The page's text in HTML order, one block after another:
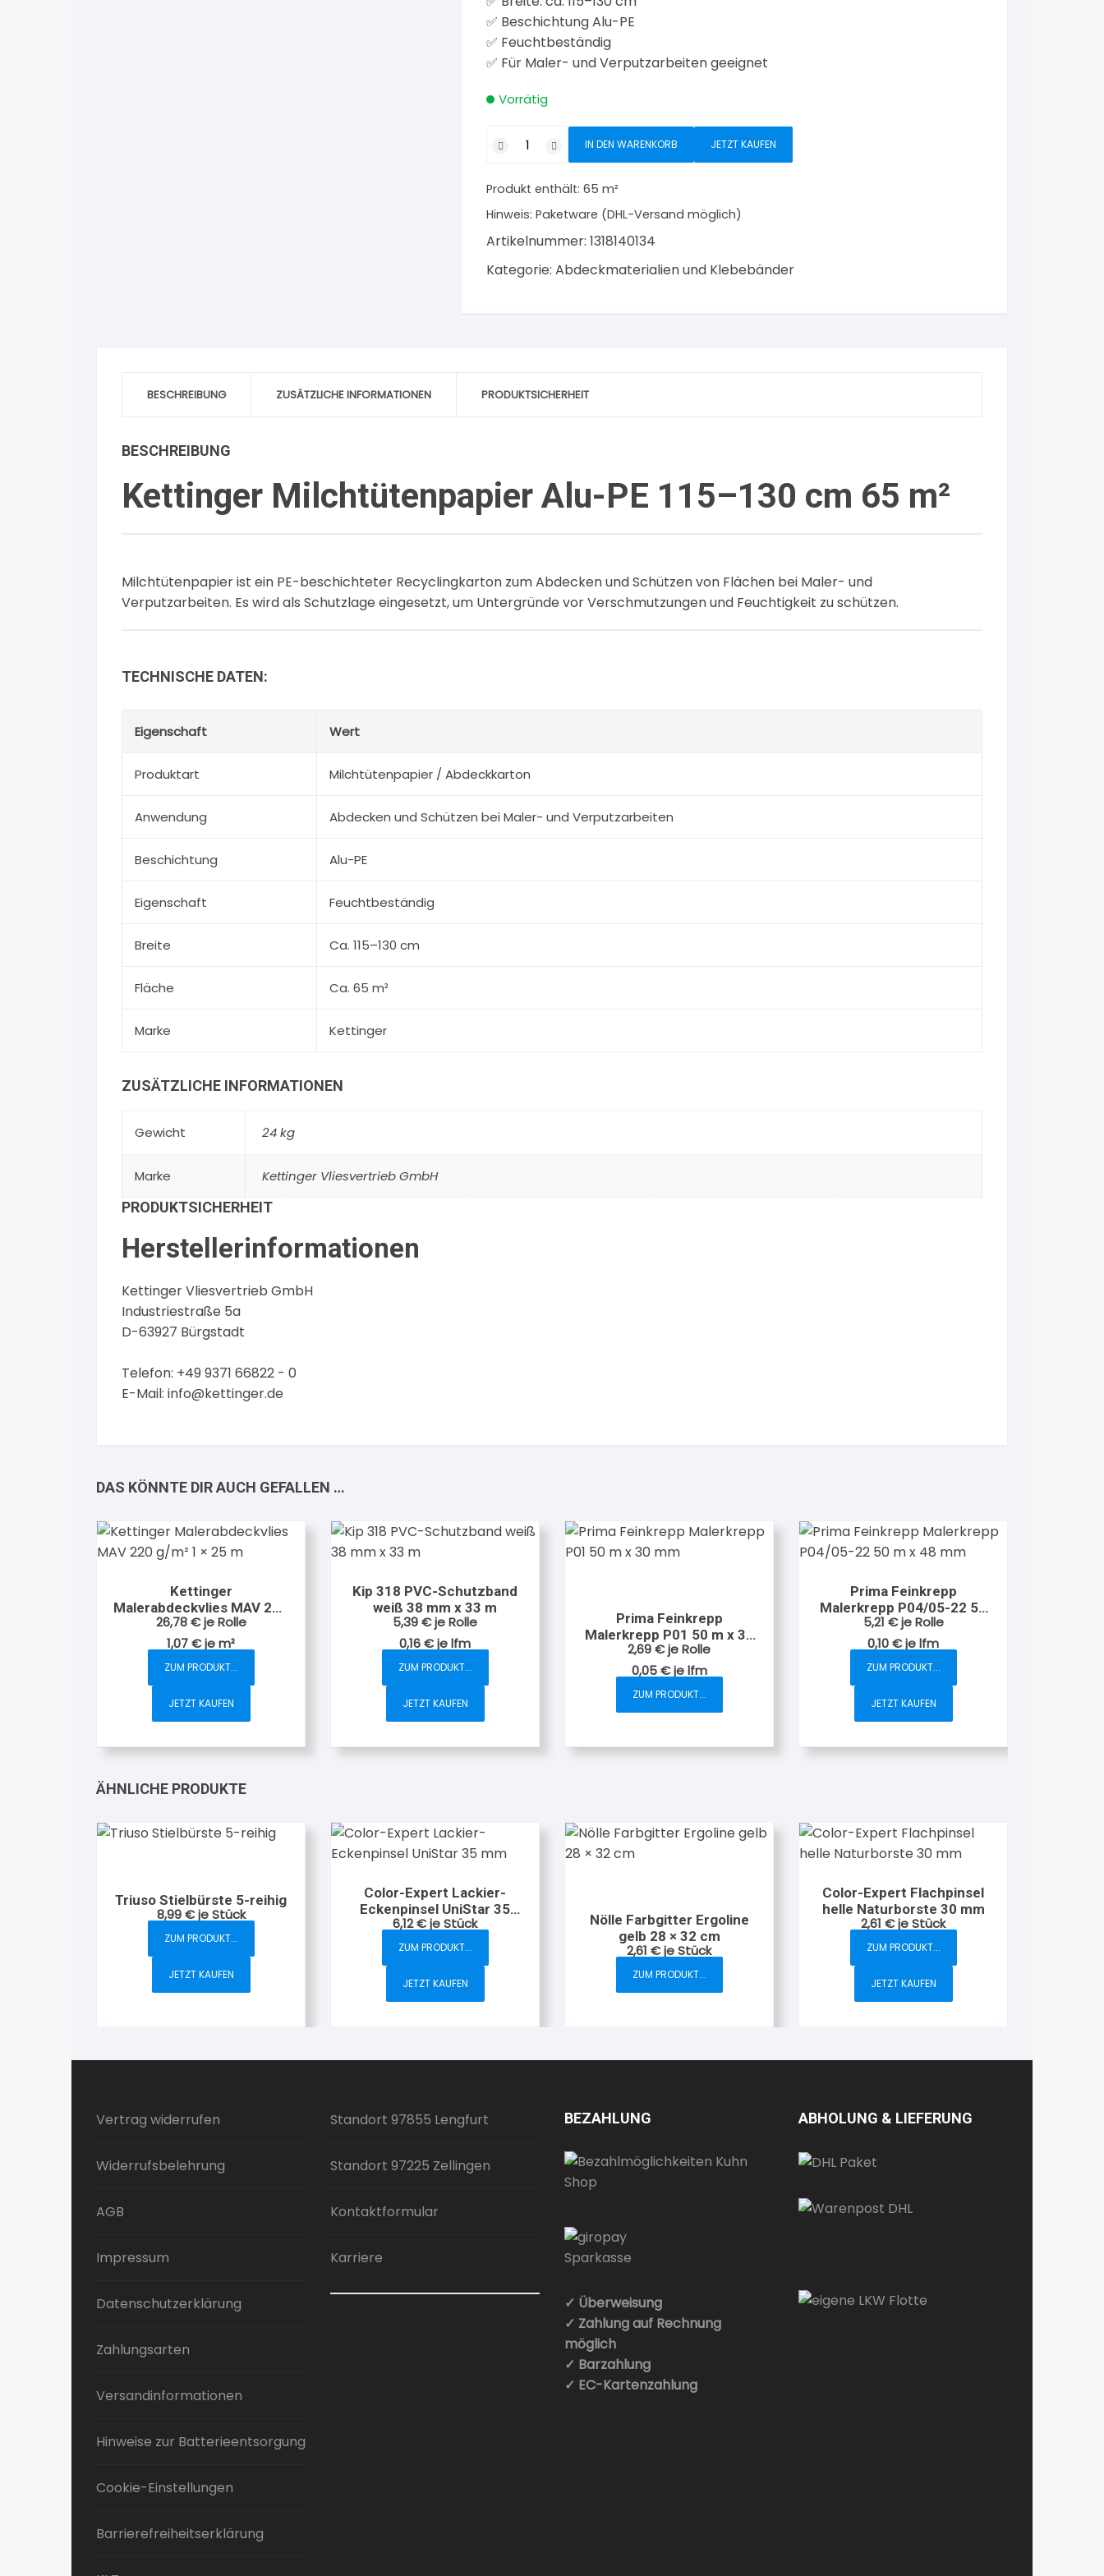
✅ Beschichtung Alu-PE
✅ Feuchtbeständig
✅ Für Maler- und Verputzarbeiten geeignet
Vorrätig
Milchtütenpapier
PE
115–
130
65
IN DEN WARENKORB JETZT KAUFEN
Produkt enthält: 65 m²
Hinweis: Paketware (DHL-Versand möglich)
Artikelnummer: 1318140134
Kategorie: Abdeckmaterialien und Klebebänder
BESCHREIBUNG ZUSÄTZLICHE INFORMATIONEN PRODUKTSICHERHEIT
BESCHREIBUNG
Kettinger Milchtütenpapier Alu-PE 115–130 cm 65 m²
Milchtütenpapier ist ein PE-beschichteter Recyclingkarton zum Abdecken und Schützen von Flächen bei Maler- und
Verputzarbeiten. Es wird als Schutzlage eingesetzt, um Untergründe vor Verschmutzungen und Feuchtigkeit zu schützen.
TECHNISCHE DATEN:
Eigenschaft Wert
Produktart Milchtütenpapier / Abdeckkarton
Anwendung Abdecken und Schützen bei Maler- und Verputzarbeiten
Beschichtung Alu-PE
Eigenschaft Feuchtbeständig
Breite Ca. 115–130 cm
Fläche Ca. 65 m²
Marke Kettinger
ZUSÄTZLICHE INFORMATIONEN
Gewicht 24 kg
Marke
Kettinger Vliesvertrieb GmbH
PRODUKTSICHERHEIT
Herstellerinformationen
Kettinger Vliesvertrieb GmbH
Industriestraße 5a
D-63927 Bürgstadt
Telefon: +49 9371 66822 - 0
E-Mail: info@kettinger.de
DAS KÖNNTE DIR AUCH GEFALLEN …
Kettinger
Malerabdeckvlies MAV 220
g/m² 1 × 25 m
26,78€ je Rolle
1,07€jem²
ZUM PRODUKT...
JETZT KAUFEN
Kip 318 PVC-Schutzband
weiß 38 mm x 33 m
5,39€je Rolle
0,16€jelfm
ZUM PRODUKT...
JETZT KAUFEN
Prima Feinkrepp
Malerkrepp P01 50 m x 30
mm
2,69€je Rolle
0,05€jelfm
ZUM PRODUKT...
Prima Feinkrepp
Malerkrepp P04/05-22 50
m x 48 mm
5,21 € je Rolle
0,10€jelfm
ZUM PRODUKT...
JETZT KAUFEN
ÄHNLICHE PRODUKTE
Triuso Stielbürste 5-reihig
8,99€ je Stück
ZUM PRODUKT...
JETZT KAUFEN
Color-Expert Lackier-
Eckenpinsel UniStar 35
mm
6,12€je Stück
ZUM PRODUKT...
JETZT KAUFEN
Nölle Farbgitter Ergoline
gelb 28 × 32 cm
2,61 €je Stück
ZUM PRODUKT...
Color-Expert Flachpinsel
helle Naturborste 30 mm
2,61 €je Stück
ZUM PRODUKT...
JETZT KAUFEN
Vertrag widerrufen
Widerrufsbelehrung
AGB
Impressum
Datenschutzerklärung
Zahlungsarten
Versandinformationen
Hinweise zur Batterieentsorgung
Cookie-Einstellungen
Barrierefreiheitserklärung
Standort 97855 Lengfurt
Standort 97225 Zellingen
Kontaktformular
Karriere
BEZAHLUNG
✓ Überweisung
✓ Zahlung auf Rechnung
möglich
✓ Barzahlung
✓ EC-Kartenzahlung
ABHOLUNG & LIEFERUNG